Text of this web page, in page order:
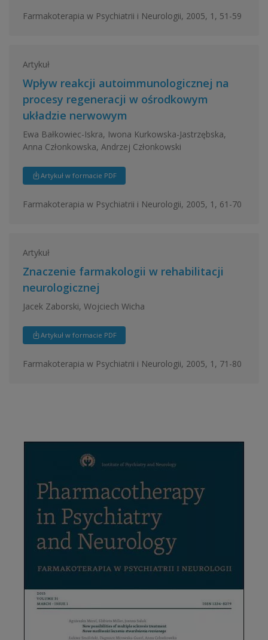
Farmakoterapia w Psychiatrii i Neurologii, 2005, 1, 51-59
Artykuł
Wpływ reakcji autoimmunologicznej na
procesy regeneracji w ośrodkowym
układzie nerwowym
Ewa Bałkowiec-Iskra, Iwona Kurkowska-Jastrzębska,
Anna Członkowska, Andrzej Członkowski
Artykuł w formacie PDF
Farmakoterapia w Psychiatrii i Neurologii, 2005, 1, 61-70
Artykuł
Znaczenie farmakologii w rehabilitacji
neurologicznej
Jacek Zaborski, Wojciech Wicha
Artykuł w formacie PDF
Farmakoterapia w Psychiatrii i Neurologii, 2005, 1, 71-80